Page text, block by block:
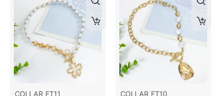
COLLAR FT11 COLLAR FT10